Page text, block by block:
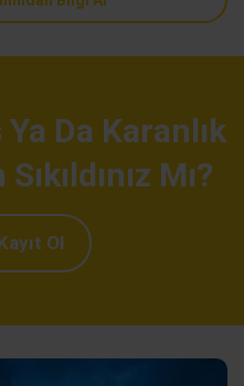
Ya Da Karanlık
Mı?
Ol